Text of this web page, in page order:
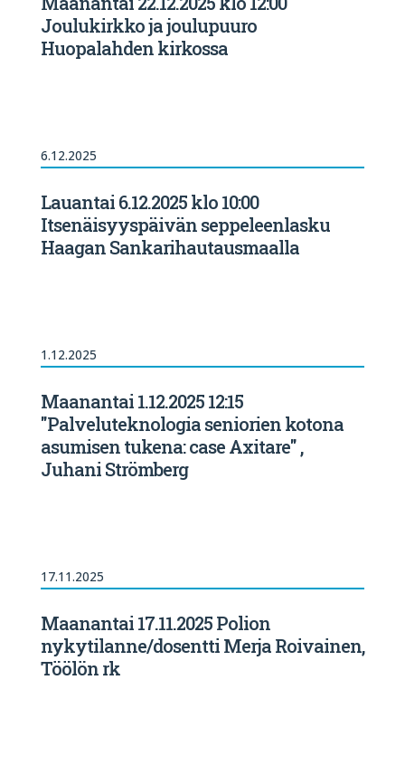
Joulukirkko ja joulupuuro
Huopalahden kirkossa
6.12.2025
Lauantai 6.12.2025 klo 10:00
Itsenäisyyspäivän seppeleenlasku
Haagan Sankarihautausmaalla
1.12.2025
Maanantai 1.12.2025 12:15
"Palveluteknologia seniorien kotona
asumisen tukena: case Axitare" ,
Juhani Strömberg
17.11.2025
Maanantai 17.11.2025 Polion
nykytilanne/dosentti Merja Roivainen,
Töölön rk